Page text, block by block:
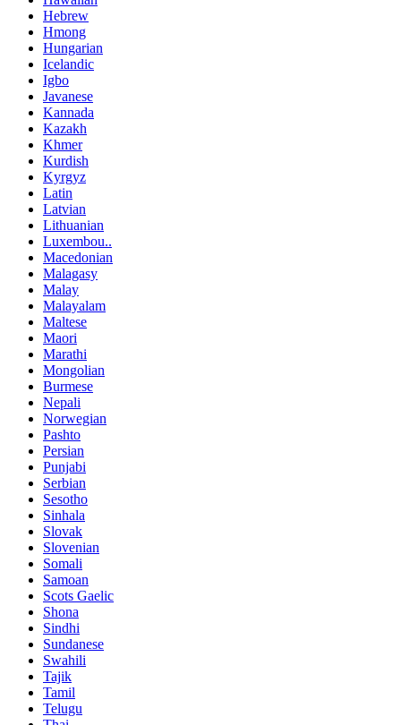
Hebrew
Hmong
Hungarian
Icelandic
Igbo
Javanese
Kannada
Kazakh
Khmer
Kurdish
Kyrgyz
Latin
Latvian
Lithuanian
Luxembou..
Macedonian
Malagasy
Malay
Malayalam
Maltese
Maori
Marathi
Mongolian
Burmese
Nepali
Norwegian
Pashto
Persian
Punjabi
Serbian
Sesotho
Sinhala
Slovak
Slovenian
Somali
Samoan
Scots Gaelic
Shona
Sindhi
Sundanese
Swahili
Tajik
Tamil
Telugu